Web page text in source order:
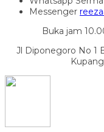
Messenger
Buka jam
Jl Diponegoro No 1